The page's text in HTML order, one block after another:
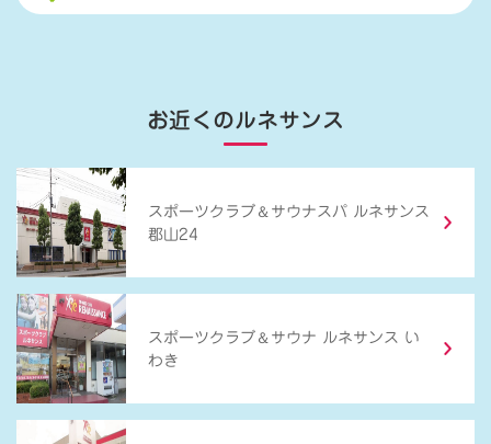
お近くのルネサンス
スポーツクラブ ＆ サウナスパ ルネサンス
郡山24
スポーツクラブ ＆ サウナ ルネサンス い
わき